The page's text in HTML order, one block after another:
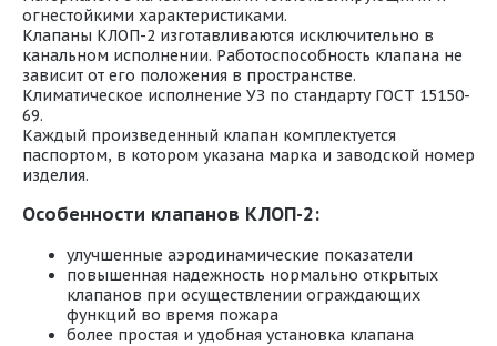
огнестойкими характеристиками.
Клапаны КЛОП-2 изготавливаются исключительно в
канальном исполнении. Работоспособность клапана не
зависит от его положения в пространстве.
Климатическое исполнение УЗ по стандарту ГОСТ 15150-
69.
Каждый произведенный клапан комплектуется
паспортом, в котором указана марка и заводской номер
изделия.
Особенности клапанов КЛОП-2:
улучшенные аэродинамические показатели
повышенная надежность нормально открытых
клапанов при осуществлении ограждающих
функций во время пожара
более простая и удобная установка клапана